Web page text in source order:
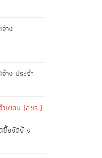
าง
าง ประจำ
เดือน (สขร.)
ซื้อจัดจ้าง